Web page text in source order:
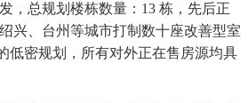
总规划楼栋数量：13 栋，先后正
兴、台州等城市打制数十座改善型室
低密规划，所有对外正在售房源均具